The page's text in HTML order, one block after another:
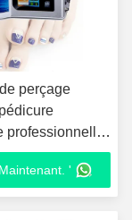
perçage
professionnelle
avec
pulvérisation
'